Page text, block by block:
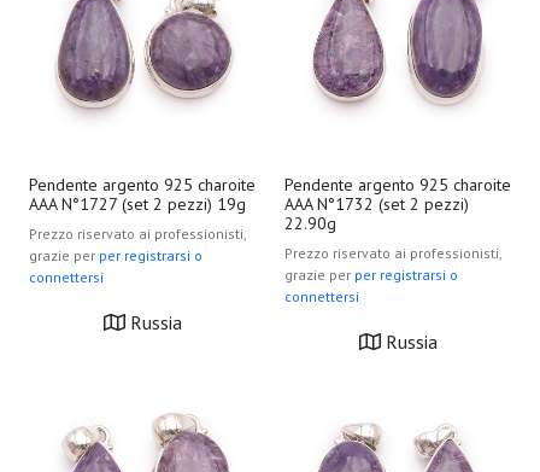
Pendente argento 925 charoite
AAA N°1727 (set 2 pezzi) 19g
Prezzo riservato ai professionisti,
grazie per per registrarsi o
connettersi
Russia
Pendente argento 925 charoite
AAA N°1732 (set 2 pezzi)
22.90g
Prezzo riservato ai professionisti,
grazie per per registrarsi o
connettersi
Russia